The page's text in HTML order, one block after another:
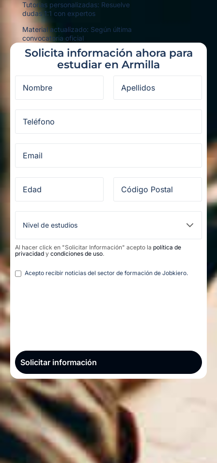
Tutorías personalizadas: Resuelve
dudas 1:1 con expertos
Material actualizado: Según última
convocatoria oficial
Solicita información ahora para
estudiar en Armilla
Al hacer click en "Solicitar Información" acepto la política de
privacidad y condiciones de uso.
Legal
Acepto recibir noticias del sector de formación de Jobkiero.